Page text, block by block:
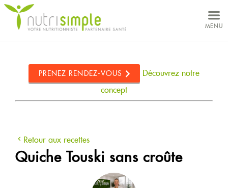
MENU
PRENEZ RENDEZ-VOUS
Découvrez notre
concept
Retour aux recettes
Quiche Touski sans croûte
NUTRITIONNISTES
À PROPOS